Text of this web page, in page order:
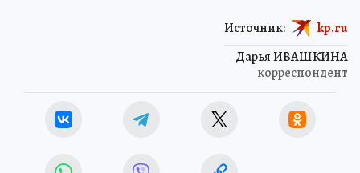
Дарья ИВАШКИНА
корреспондент
Источник: kp.ru